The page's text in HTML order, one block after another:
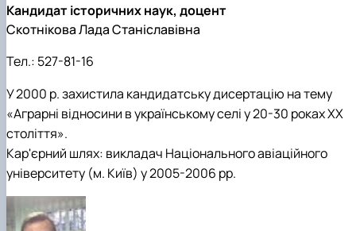
Кандидат історичних наук, доцент
Скотнікова Лада Станіславівна
Тел.: 527-81-16
У 2000 р. захистила кандидатську дисертацію на тему
«Аграрні відносини в українському селі у 20-30 роках XX
століття».
Кар'єрний шлях: викладач Національного авіаційного
університету (м. Київ) у 2005-2006 рр.